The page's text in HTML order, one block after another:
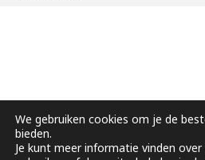
We gebruiken cookies om je de
bieden.
Je kunt meer informatie vinden